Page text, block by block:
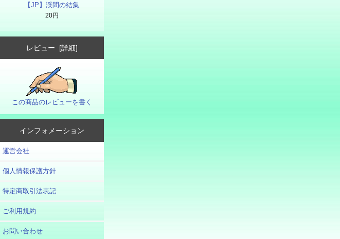
【JP】渓間の結集
20円
レビュー [詳細]
この商品のレビューを書く
インフォメーション
運営会社
個人情報保護方針
特定商取引法表記
ご利用規約
お問い合わせ